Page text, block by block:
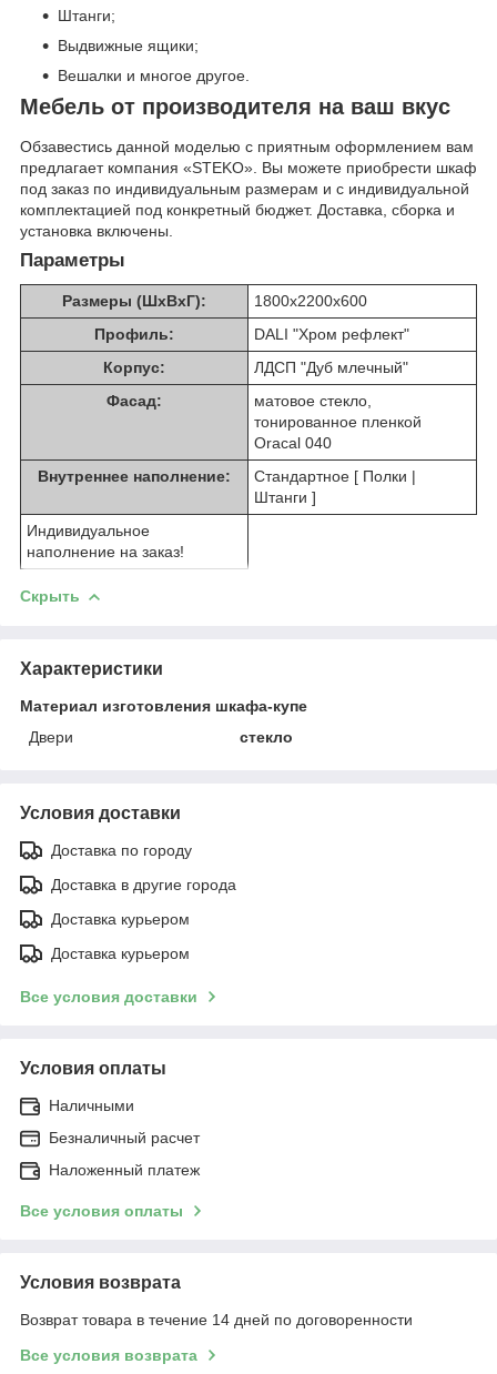
Штанги;
Выдвижные ящики;
Вешалки и многое другое.
Мебель от производителя на ваш вкус
Обзавестись данной моделью с приятным оформлением вам
предлагает компания «STEKO». Вы можете приобрести шкаф
под заказ по индивидуальным размерам и с индивидуальной
комплектацией под конкретный бюджет. Доставка, сборка и
установка включены.
Параметры
Размеры (ШхВхГ):
1800х2200х600
Профиль:
DALI "Хром рефлект"
Корпус:
ЛДСП "Дуб млечный"
Фасад:
матовое стекло,
тонированное пленкой
Oracal 040
Внутреннее наполнение:
Стандартное [ Полки |
Штанги ]
Индивидуальное
наполнение на заказ!
Скрыть
Характеристики
Материал изготовления шкафа-купе
Двери
стекло
Условия доставки
Доставка по городу
Доставка в другие города
Доставка курьером
Доставка курьером
Все условия доставки
Условия оплаты
Наличными
Безналичный расчет
Наложенный платеж
Все условия оплаты
Условия возврата
Возврат товара в течение 14 дней по договоренности
Все условия возврата